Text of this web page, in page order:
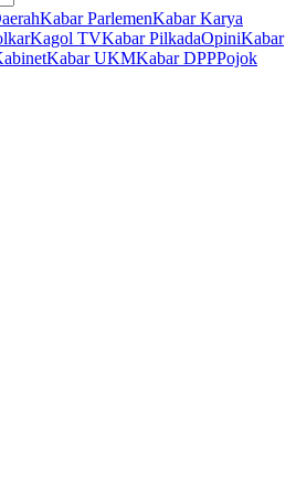
Kabar ParlemenKabar Karya
Kagol TVKabar PilkadaOpiniKabar
Kabar UKMKabar DPPPojok